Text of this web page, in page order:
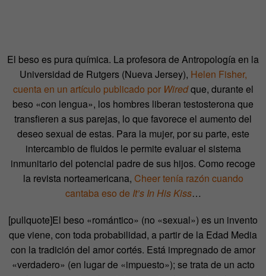
El beso es pura química. La profesora de Antropología en la
Universidad de Rutgers (Nueva Jersey), Helen Fisher,
cuenta en un artículo publicado por Wiredque, durante el
beso «con lengua», los hombres liberan testosterona que
transfieren a sus parejas, lo que favorece el aumento del
deseo sexual de estas. Para la mujer, por su parte, este
intercambio de fluidos le permite evaluar el sistema
inmunitario del potencial padre de sus hijos. Como recoge
la revista norteamericana, Cheer tenía razón cuando
cantaba eso de It’s In His Kiss…
[pullquote]El beso «romántico» (no «sexual») es un invento
que viene, con toda probabilidad, a partir de la Edad Media
con la tradición del amor cortés. Está impregnado de amor
«verdadero» (en lugar de «impuesto»); se trata de un acto